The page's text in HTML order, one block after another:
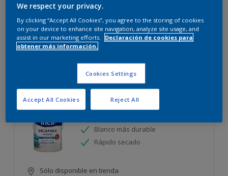
Sólo disponible en tienda
Blanco más durable
Rápido secado
Sólo disponible en tienda
We respect your privacy.
By clicking “Accept All Cookies”, you agree to the storing of cookies
on your device to enhance site navigation, analyze site usage, and
assist in our marketing efforts.
Declaración de cookies para
obtener más información.
Cookies Settings
Reject All
Accept All Cookies